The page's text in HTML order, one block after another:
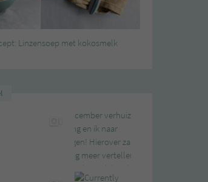
Linzensoep met kokosmelk